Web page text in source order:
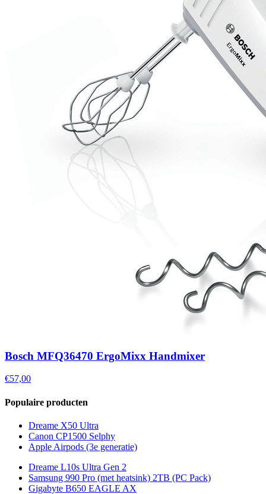
Bosch MFQ36470 ErgoMixx Handmixer
€57,00
Populaire producten
Dreame X50 Ultra
Canon CP1500 Selphy
Apple Airpods (3e generatie)
Dreame L10s Ultra Gen 2
Samsung 990 Pro (met heatsink) 2TB (PC Pack)
Gigabyte B650 EAGLE AX